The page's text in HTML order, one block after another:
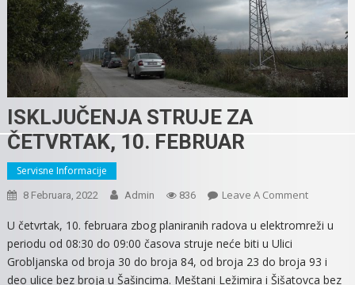
ISKLJUČENJA STRUJE ZA
ČETVRTAK, 10. FEBRUAR
Servisne Informacije
8 Februara, 2022 Admin 836 Leave A CommentOn
STRUJE
10.
U četvrtak, 10. februara zbog planiranih radova u elektromreži u
periodu od 08:30 do 09:00 časova struje neće biti u Ulici
Grobljanska od broja 30 do broja 84, od broja 23 do broja 93 i
deo ulice bez broja u Šašincima. Meštani Ležimira i Šišatovca bez